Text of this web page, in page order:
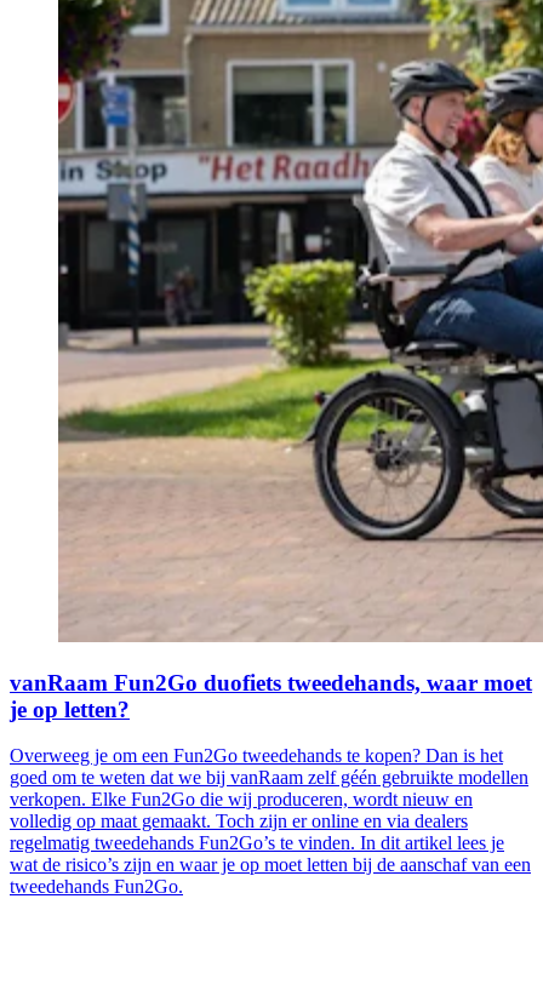
vanRaam Fun2Go duofiets tweedehands, waar moet
je op letten?
Overweeg je om een Fun2Go tweedehands te kopen? Dan is het
goed om te weten dat we bij vanRaam zelf géén gebruikte modellen
verkopen. Elke Fun2Go die wij produceren, wordt nieuw en
volledig op maat gemaakt. Toch zijn er online en via dealers
regelmatig tweedehands Fun2Go’s te vinden. In dit artikel lees je
wat de risico’s zijn en waar je op moet letten bij de aanschaf van een
tweedehands Fun2Go.